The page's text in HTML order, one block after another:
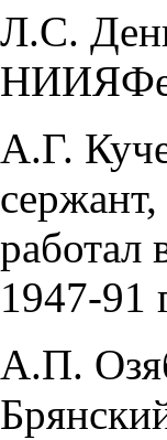
Л.С.
НИИЯФе
А.Г.
работал
1947-91
А.П.